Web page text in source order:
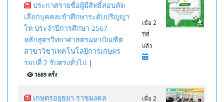
ประกาศรายชื่อผู้มีสิทธิ์สอบคัด
เลือกบุคคลเข้าศึกษาระดับปริญญา
โท ประจำปีการศึกษา 2567
หลักสูตรวิทยาศาสตรมหาบัณฑิต
สาขาวิชาเทคโนโลยีการเกษตร
รอบที่ 2 รับตรงทั่วไป |
1689 ครั้ง
เมื่อ 2
ปีที่
แล้ว
เกษตรอยุธยา ราชมงคล
เมื่อ 2